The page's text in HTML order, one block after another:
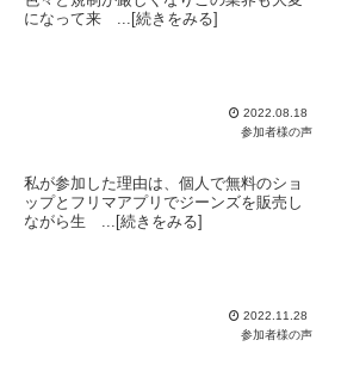
になって来 ...[続きをみる]
2022.08.18
参加者様の声
私が参加した理由は、個人で無料のショ
ップとフリマアプリでジーンズを販売し
ながら生 ...[続きをみる]
2022.11.28
参加者様の声